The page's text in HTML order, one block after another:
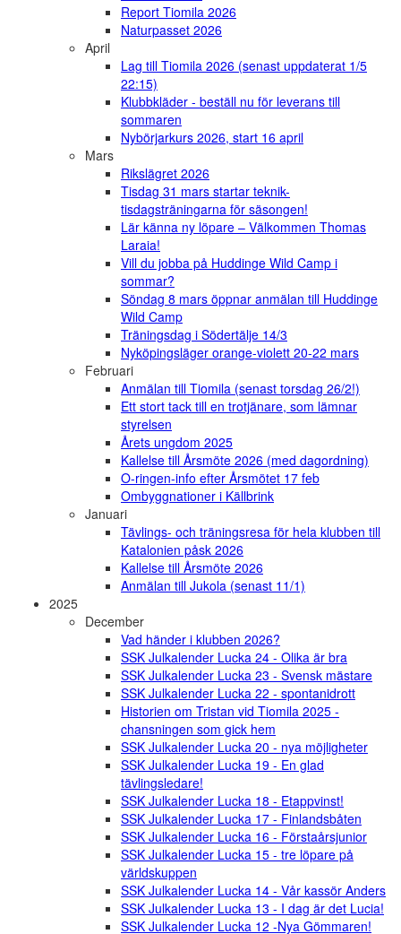
Report Tiomila 2026
Naturpasset 2026
April
Lag till Tiomila 2026 (senast uppdaterat 1/5
22:15)
Klubbkläder - beställ nu för leverans till
sommaren
Nybörjarkurs 2026, start 16 april
Mars
Rikslägret 2026
Tisdag 31 mars startar teknik-
tisdagsträningarna för säsongen!
Lär känna ny löpare – Välkommen Thomas
Laraia!
Vill du jobba på Huddinge Wild Camp i
sommar?
Söndag 8 mars öppnar anmälan till Huddinge
Wild Camp
Träningsdag i Södertälje 14/3
Nyköpingsläger orange-violett 20-22 mars
Februari
Anmälan till Tiomila (senast torsdag 26/2!)
Ett stort tack till en trotjänare, som lämnar
styrelsen
Årets ungdom 2025
Kallelse till Årsmöte 2026 (med dagordning)
O-ringen-info efter Årsmötet 17 feb
Ombyggnationer i Källbrink
Januari
Tävlings- och träningsresa för hela klubben till
Katalonien påsk 2026
Kallelse till Årsmöte 2026
Anmälan till Jukola (senast 11/1)
2025
December
Vad händer i klubben 2026?
SSK Julkalender Lucka 24 - Olika är bra
SSK Julkalender Lucka 23 - Svensk mästare
SSK Julkalender Lucka 22 - spontanidrott
Historien om Tristan vid Tiomila 2025 -
chansningen som gick hem
SSK Julkalender Lucka 20 - nya möjligheter
SSK Julkalender Lucka 19 - En glad
tävlingsledare!
SSK Julkalender Lucka 18 - Etappvinst!
SSK Julkalender Lucka 17 - Finlandsbåten
SSK Julkalender Lucka 16 - Förstaårsjunior
SSK Julkalender Lucka 15 - tre löpare på
världskuppen
SSK Julkalender Lucka 14 - Vår kassör Anders
SSK Julkalender Lucka 13 - I dag är det Lucia!
SSK Julkalender Lucka 12 -Nya Gömmaren!